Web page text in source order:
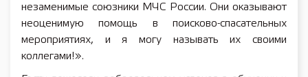
незаменимые союзники МЧС России. Они оказывают
неоценимую помощь в поисково-спасательных
мероприятиях, и я могу называть их своими
коллегами!».